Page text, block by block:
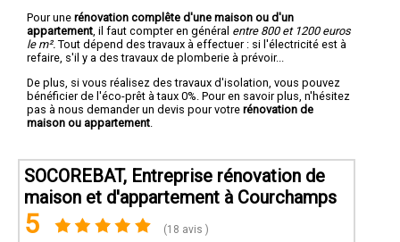
Pour une rénovation complête d'une maison ou d'un
appartement , il faut compter en général entre 800 et 1200 euros
le m². Tout dépend des travaux à effectuer : si l'électricité est à
refaire, s'il y a des travaux de plomberie à prévoir...
De plus, si vous réalisez des travaux d'isolation, vous pouvez
bénéficier de l'éco-prêt à taux 0%. Pour en savoir plus, n'hésitez
pas à nous demander un devis pour votre rénovation de
maison ou appartement
SOCOREBAT, Entreprise rénovation de
maison et d'appartement à Courchamps
5 (18 avis )